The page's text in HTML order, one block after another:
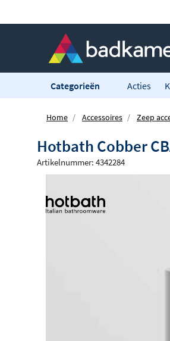
Categorieën Acties
Home Accessoires Zeep
Hotbath Cobber
Artikelnummer: 4342284